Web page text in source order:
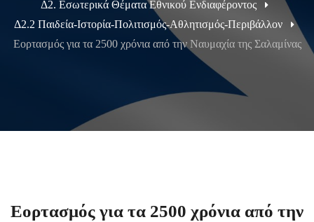
Δ2. Εσωτερικά Θέματα Εθνικού Ενδιαφέροντος
Δ2.2 Παιδεία-Ιστορία-Πολιτισμός-Αθλητισμός-Περιβάλλον
Εορτασμός για τα 2500 χρόνια από την Ναυμαχία της Σαλαμίνας
Εορτασμός για τα 2500 χρόνια από την